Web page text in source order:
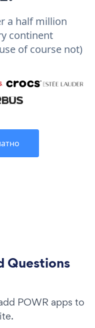
a half million
continent
of course not)
Questions
POWR apps to